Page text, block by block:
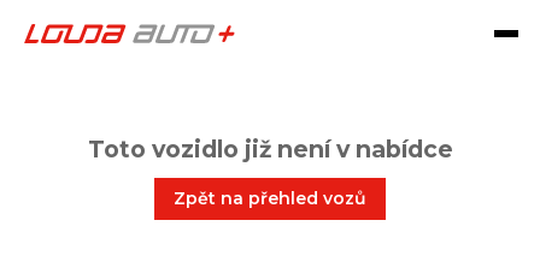
Toto vozidlo již není v nabídce
Zpět na přehled vozů